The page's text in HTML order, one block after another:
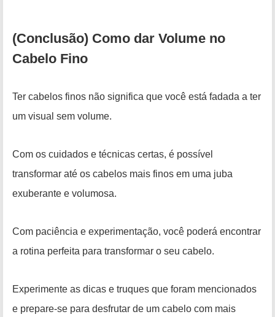
(Conclusão) Como dar Volume no
Cabelo Fino
Ter cabelos finos não significa que você está fadada a ter
um visual sem volume.
Com os cuidados e técnicas certas, é possível
transformar até os cabelos mais finos em uma juba
exuberante e volumosa.
Com paciência e experimentação, você poderá encontrar
a rotina perfeita para transformar o seu cabelo.
Experimente as dicas e truques que foram mencionados
e prepare-se para desfrutar de um cabelo com mais